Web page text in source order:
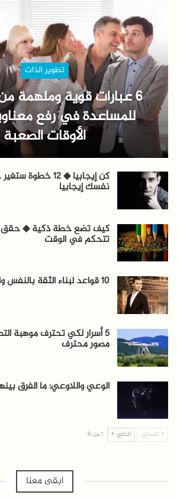
تطوير الذات
6 عبارات قوية وملهمة
للمساعدة في رفع
الأوقات الصعبة
كن إيجابيا ◆ 12
نفسك إيجابيا
كيف تضع خطة ذكية ◆ حقق
تتحكم في الوقت
10 قواعد لبناء الثقة بالنفس والنجاح في الحياة
5 أسرار لكي تحترف موهبة
مصور محترف
الوعي واللاوعي: ما الفرق
السابق التالي 1 من 8
ابقى معنا